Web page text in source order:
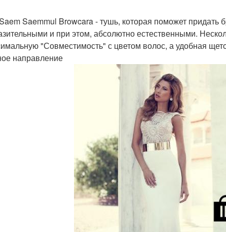
Saemmul Browcara - тушь, которая поможет
и при этом, абсолютно естественными.
"Совместимость" с цветом волос, а удобная
направление